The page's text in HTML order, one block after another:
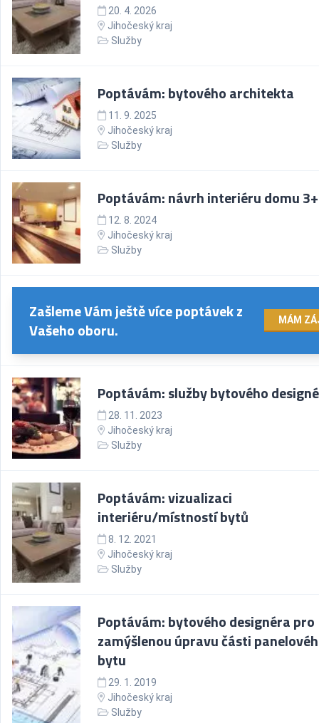
20. 4. 2026
Jihočeský kraj
Služby
Poptávám: bytového architekta
11. 9. 2025
Jihočeský kraj
Služby
Poptávám: návrh interiéru domu
12. 8. 2024
Jihočeský kraj
Služby
Zašleme Vám ještě více poptávek z
Vašeho oboru.
MÁM
Poptávám: služby bytového
28. 11. 2023
Jihočeský kraj
Služby
Poptávám: vizualizaci
interiéru/místností bytů
8. 12. 2021
Jihočeský kraj
Služby
Poptávám: bytového designéra pro
zamýšlenou úpravu části
bytu
29. 1. 2019
Jihočeský kraj
Služby